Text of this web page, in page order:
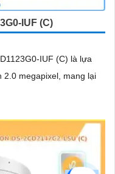
IUF (C)
IUF (C) là lựa
2.0 megapixel, mang lại